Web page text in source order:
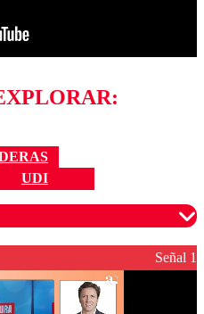
UDI
para garantizar un
Señal 1